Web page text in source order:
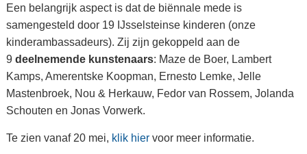
Een belangrijk aspect is dat de biënnale mede is
samengesteld door 19 IJsselsteinse kinderen (onze
kinderambassadeurs). Zij zijn gekoppeld aan de
9 deelnemende kunstenaars: Maze de Boer, Lambert
Kamps, Amerentske Koopman, Ernesto Lemke, Jelle
Mastenbroek, Nou & Herkauw, Fedor van Rossem, Jolanda
Schouten en Jonas Vorwerk.
Te zien vanaf 20 mei, klik hiervoor meer informatie.